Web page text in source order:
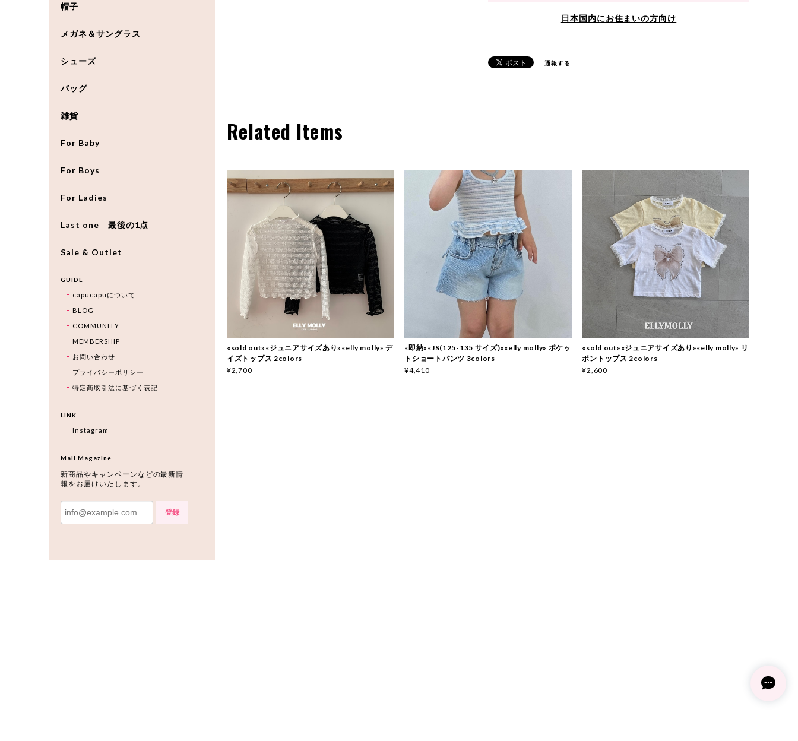
日本国内にお住まいの方向け
通報する
Related Items
«sold out»«ジュニアサイズあり»«elly molly» デ
イズトップス 2colors
¥2,700
«即納»«JS(125-135 サイズ)»«elly molly» ポケッ
トショートパンツ 3colors
¥4,410
«sold out»«ジュニアサイズあり»«elly molly» リ
ボントップス 2colors
¥2,600
帽子
メガネ＆サングラス
シューズ
バッグ
雑貨
For Baby
For Boys
For Ladies
Last one 最後の1点
Sale & Outlet
GUIDE
capucapuについて
BLOG
COMMUNITY
MEMBERSHIP
お問い合わせ
プライバシーポリシー
特定商取引法に基づく表記
LINK
Instagram
Mail Magazine
新商品やキャンペーンなどの最新情
報をお届けいたします。
登録